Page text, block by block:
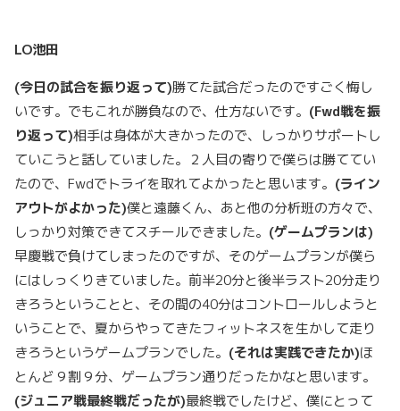
LO池田
(今日の試合を振り返って)勝てた試合だったのですごく悔し
いです。でもこれが勝負なので、仕方ないです。 (Fwd戦を振
り返って)相手は身体が大きかったので、しっかりサポートし
ていこうと話していました。２人目の寄りで僕らは勝ててい
たので、Fwdでトライを取れてよかったと思います。 (ライン
アウトがよかった)僕と遠藤くん、あと他の分析班の方々で、
しっかり対策できてスチールできました。 (ゲームプランは)
早慶戦で負けてしまったのですが、そのゲームプランが僕ら
にはしっくりきていました。前半20分と後半ラスト20分走り
きろうということと、その間の40分はコントロールしようと
いうことで、夏からやってきたフィットネスを生かして走り
きろうというゲームプランでした。 (それは実践できたか)ほ
とんど９割９分、ゲームプラン通りだったかなと思います。
(ジュニア戦最終戦だったが)最終戦でしたけど、僕にとって